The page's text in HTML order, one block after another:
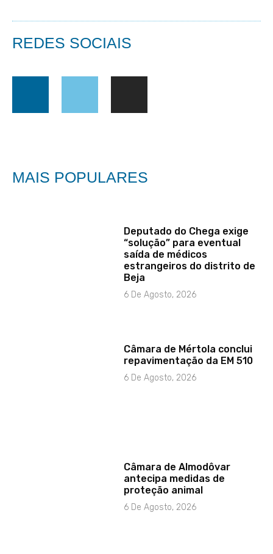
REDES SOCIAIS
MAIS POPULARES
Deputado do Chega exige
“solução” para eventual
saída de médicos
estrangeiros do distrito de
Beja
6 De Agosto, 2026
Câmara de Mértola conclui
repavimentação da EM 510
6 De Agosto, 2026
Câmara de Almodôvar
antecipa medidas de
proteção animal
6 De Agosto, 2026